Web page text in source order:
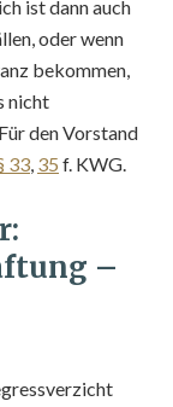
ist dann auch
oder wenn
bekommen,
nicht
den Vorstand
33, 35 f. KWG.
–